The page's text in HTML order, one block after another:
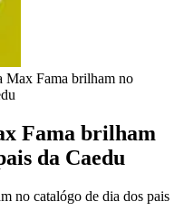
Max Fama brilham no
Fama brilham
da Caedu
no catalógo de dia dos pais